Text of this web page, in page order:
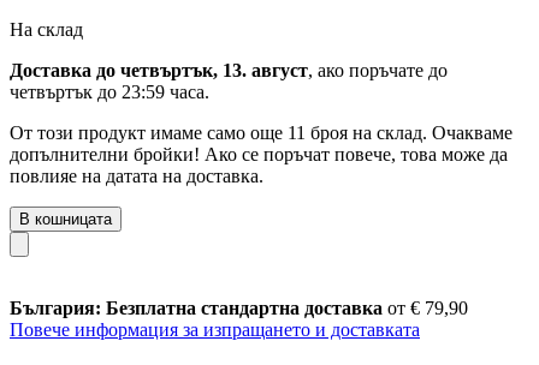
На склад
Доставка до четвъртък, 13. август, ако поръчате до
четвъртък до 23:59 часа.
От този продукт имаме само още 11 броя на склад. Очакваме
допълнителни бройки! Ако се поръчат повече, това може да
повлияе на датата на доставка.
В кошницата
България: Безплатна стандартна доставка от € 79,90
Повече информация за изпращането и доставката